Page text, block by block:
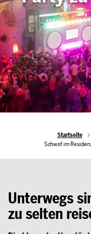
Startseite
Schwof im
Unterwegs
zu selten